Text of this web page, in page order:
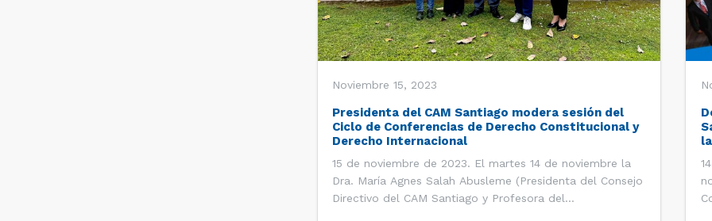
Noviembre 15, 2023
Presidenta del CAM Santiago modera sesión del
Ciclo de Conferencias de Derecho Constitucional y
Derecho Internacional
15 de noviembre de 2023. El martes 14 de noviembre la
Dra. María Agnes Salah Abusleme (Presidenta del Consejo
Directivo del CAM Santiago y Profesora del